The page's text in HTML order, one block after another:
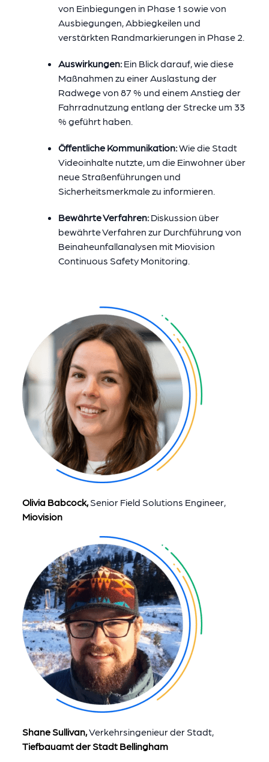
von Einbiegungen in Phase 1 sowie von
Ausbiegungen, Abbiegkeilen und
verstärkten Randmarkierungen in Phase 2.
Auswirkungen:Ein Blick darauf, wie diese
Maßnahmen zu einer Auslastung der
Radwege von 87 % und einem Anstieg der
Fahrradnutzung entlang der Strecke um 33
% geführt haben.
Öffentliche Kommunikation:Wie die Stadt
Videoinhalte nutzte, um die Einwohner über
neue Straßenführungen und
Sicherheitsmerkmale zu informieren.
Bewährte Verfahren:Diskussion über
bewährte Verfahren zur Durchführung von
Beinaheunfallanalysen mit Miovision
Continuous Safety Monitoring.
Olivia Babcock,Senior Field Solutions Engineer,
Miovision
Shane Sullivan,Verkehrsingenieur der Stadt,
Tiefbauamt der Stadt Bellingham